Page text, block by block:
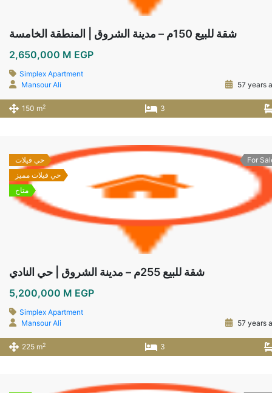
شقة للبيع 150م – مدينة الشروق | المنطقة الخامسة
2,650,000 M EGP
Simplex Apartment
Mansour Ali
57 years
150 m2 3
حي فيلات
حي فيلات مميز
متاح
For
شقة للبيع 255م – مدينة الشروق | حي النادي
5,200,000 M EGP
Simplex Apartment
Mansour Ali
57 years
225 m2 3